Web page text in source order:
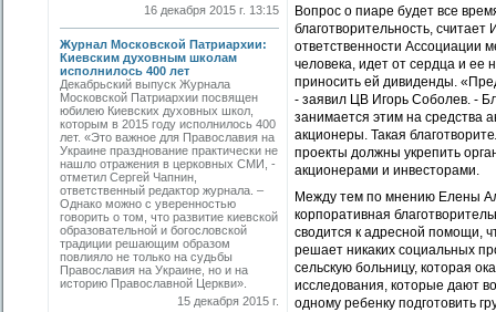
16 декабря 2015 г. 13:15
Журнал Московской Патриархии:
Киевским духовным школам
исполнилось 400 лет
Декабрьский выпуск Журнала
Московской Патриархии посвящен
юбилею Киевских духовных школ,
которым в 2015 году исполнилось 400
лет. «Это важное для Православия на
Украине празднование практически не
нашло отражения в церковных СМИ, -
отметил Сергей Чапнин,
ответственный редактор журнала. –
Однако можно с уверенностью
говорить о том, что развитие киевской
образовательной и богословской
традиции решающим образом
повлияло не только на судьбы
Православия на Украине, но и на
историю Православной Церкви».
15 декабря 2015 г.
Вопрос о пиаре будет все
благотворительность,
ответственности Ассоциации
человека, идет от сердца и ее
приносить ей дивиденды.
- заявил ЦВ Игорь Соболев. -
занимается этим на средства
акционеры. Такая
проекты должны укрепить
акционерами и инвесторами.
Между тем по мнению Елены
корпоративная
сводится к адресной помощи,
решает никаких социальных
сельскую больницу, которая
исследования, которые дают
одному ребенку подготовить